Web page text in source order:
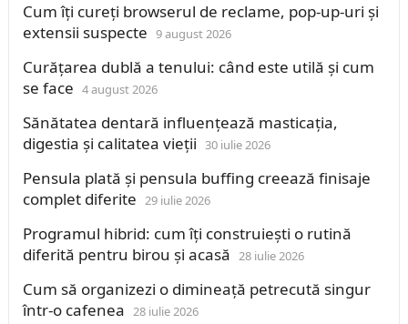
Cum îți cureți browserul de reclame, pop-up-uri și
extensii suspecte 9 august 2026
Curățarea dublă a tenului: când este utilă și cum
se face 4 august 2026
Sănătatea dentară influențează masticația,
digestia și calitatea vieții 30 iulie 2026
Pensula plată și pensula buffing creează finisaje
complet diferite 29 iulie 2026
Programul hibrid: cum îți construiești o rutină
diferită pentru birou și acasă 28 iulie 2026
Cum să organizezi o dimineață petrecută singur
într-o cafenea 28 iulie 2026